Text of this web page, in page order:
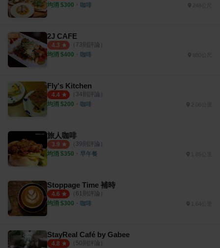
均消 $300 ・ 咖啡 248公尺
2J CAFE
4.3 （ 73則評論）
均消 $400 ・ 咖啡
Fly's Kitchen
4.4 （ 34則評論）
均消 $200 ・ 咖啡
旅人咖啡
3.9 （ 39則評論）
均消 $350 ・ 早午餐 1.85公里
Stoppage Time 補時
4.6 （ 61則評論）
均消 $300 ・ 咖啡 1.64公里
StayReal Café by Gabee
4.8 （ 50則評論）